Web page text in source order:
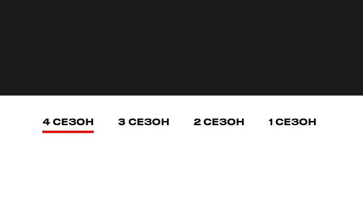
4 СЕЗОН 3 СЕЗОН 2 СЕЗОН 1 СЕЗОН